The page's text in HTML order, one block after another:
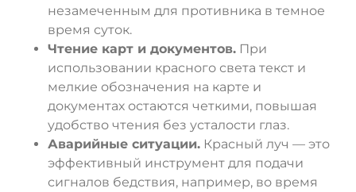
незамеченным для противника в темное
время суток.
Чтение карт и документов. При
использовании красного света текст и
мелкие обозначения на карте и
документах остаются четкими, повышая
удобство чтения без усталости глаз.
Аварийные ситуации. Красный луч — это
эффективный инструмент для подачи
сигналов бедствия, например, во время